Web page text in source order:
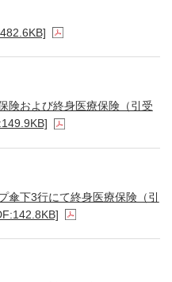
険および終身医療保険（引受
傘下3行にて終身医療保険（引